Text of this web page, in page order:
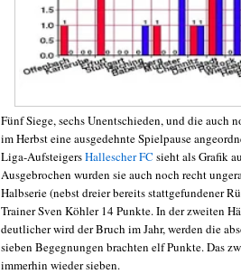
Fünf Siege, sechs Unentschieden, und die auch
im Herbst eine ausgedehnte Spielpause
Liga-AufsteigersHallescher FC sieht als Grafik
Ausgebrochen wurden sie auch noch recht
Halbserie (nebst dreier bereits stattgefundener
Trainer Sven Köhler 14 Punkte. In der zweiten
deutlicher wird der Bruch im Jahr, werden die
sieben Begegnungen brachten elf Punkte. Das
immerhin wieder sieben.